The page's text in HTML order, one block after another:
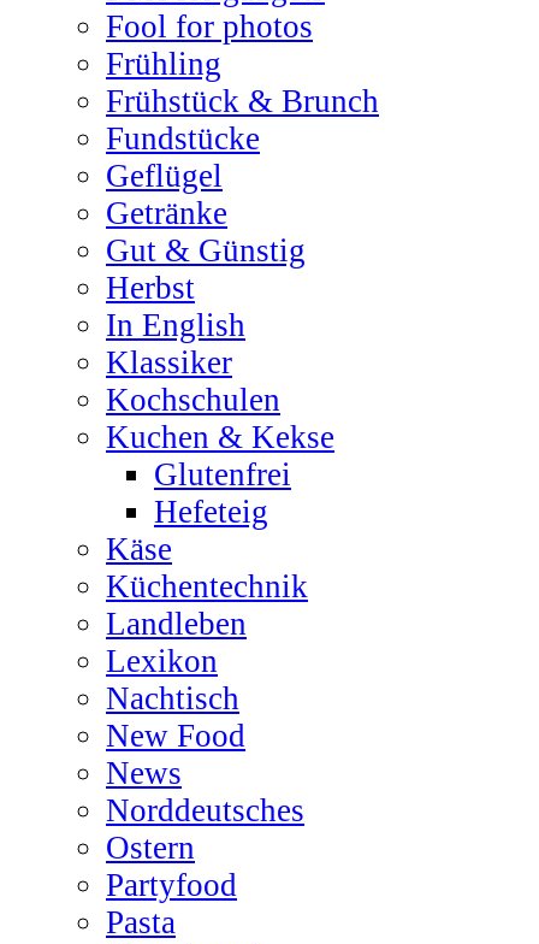
Fool for photos
Frühling
Frühstück & Brunch
Fundstücke
Geflügel
Getränke
Gut & Günstig
Herbst
In English
Klassiker
Kochschulen
Kuchen & Kekse
Glutenfrei
Hefeteig
Käse
Küchentechnik
Landleben
Lexikon
Nachtisch
New Food
News
Norddeutsches
Ostern
Partyfood
Pasta